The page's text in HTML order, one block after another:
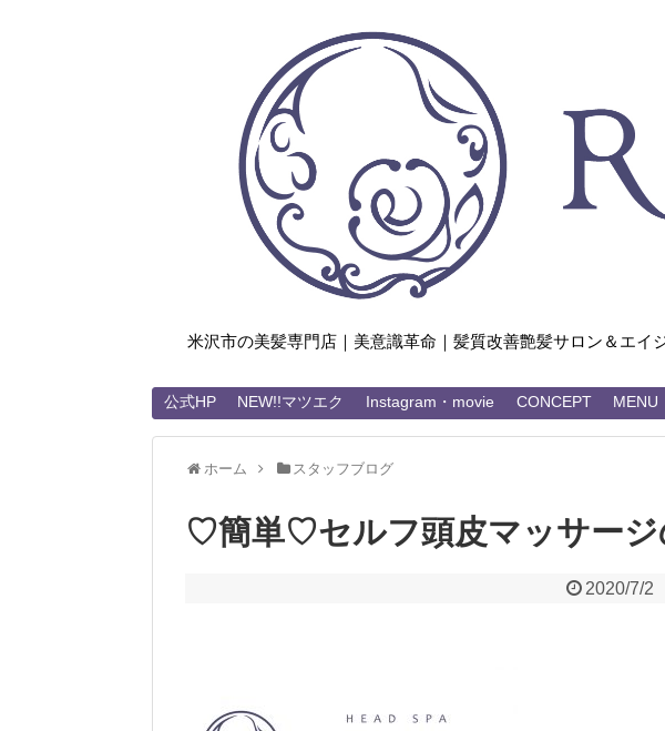
米沢市の美髪専門店｜美意識革命｜髪質改善艶髪サロン＆エ
公式HP NEW!!マツエク Instagram・movie CONCEPT MENU
ホーム スタッフブログ
♡簡単♡セルフ頭皮マッサージ
2020/7/2